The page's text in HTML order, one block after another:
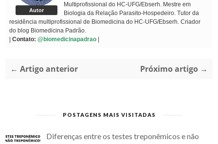
Autor
Multiprofissional do HC-UFG/Ebserh. Mestre em
Biologia da Relação Parasito-Hospedeiro. Tutor da
residência multiprofissional de Biomedicina do HC-UFG/Ebserh. Criador
do blog Biomedicina Padrão.
Contato: @biomedicinapadrao
← Artigo anterior Próximo artigo →
POSTAGENS MAIS VISITADAS
Diferenças entre os testes treponêmicos e não